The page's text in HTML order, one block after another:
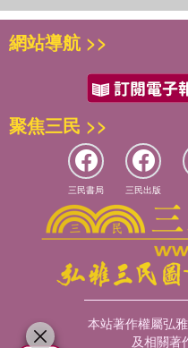
網站導航 >>
聚焦三民 >>
三民書局 三民出版
本站著作權屬弘
及相關著